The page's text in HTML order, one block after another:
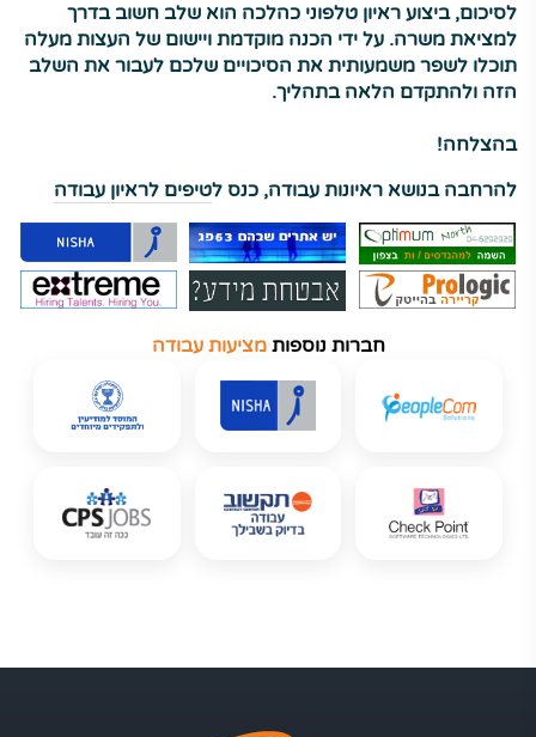
לסיכום, ביצוע ראיון טלפוני כהלכה הוא שלב חשוב בדרך
למציאת משרה. על ידי הכנה מוקדמת ויישום של העצות מעלה
תוכלו לשפר משמעותית את הסיכויים שלכם לעבור את השלב
הזה ולהתקדם הלאה בתהליך.
בהצלחה!
להרחבה בנושא ראיונות עבודה, כנס לטיפים לראיון עבודה
חברות נוספותמציעות עבודה